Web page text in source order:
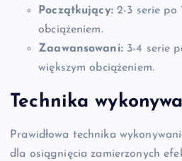
Początkujący:2-3 serie po
obciążeniem.
Zaawansowani:3-4 serie
większym obciążeniem.
Technika
Prawidłowa technika
dla osiągnięcia zamierzonych